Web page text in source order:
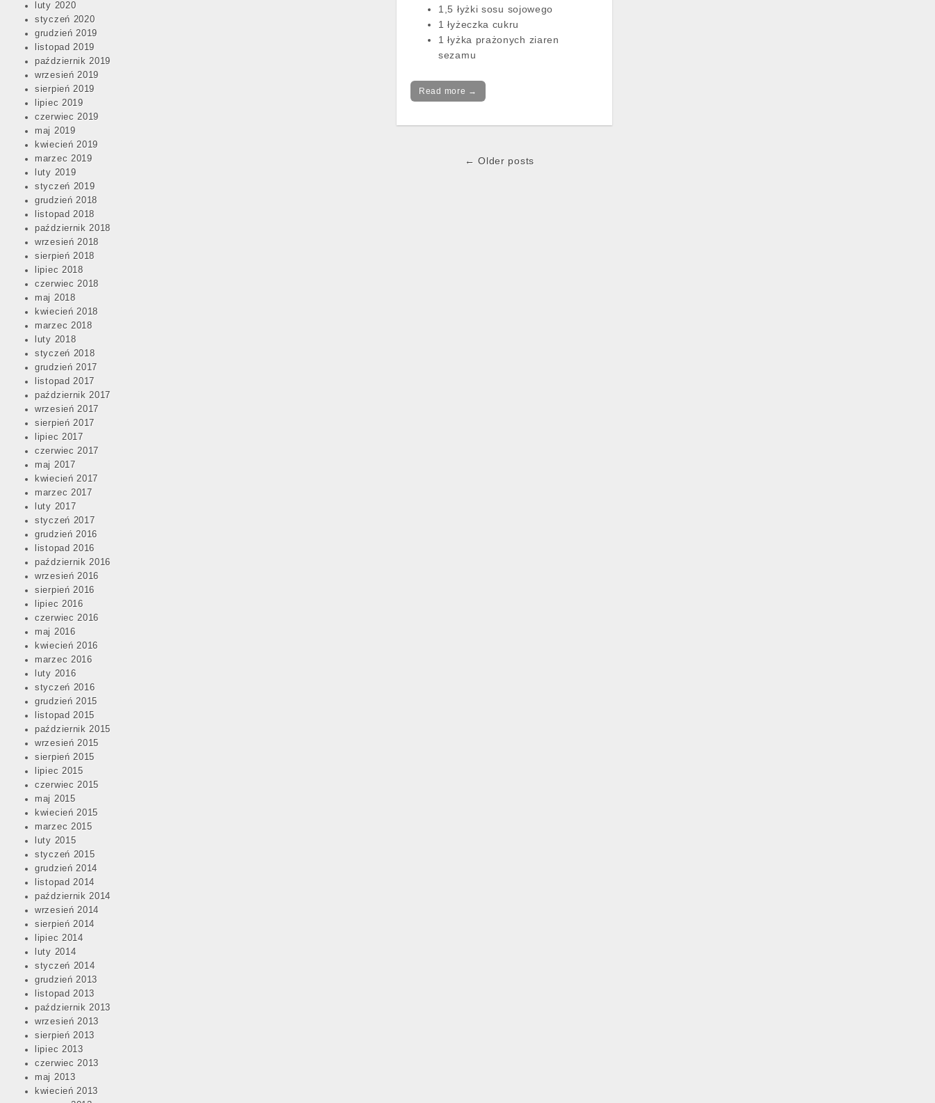
luty 2020
styczeń 2020
grudzień 2019
listopad 2019
październik 2019
wrzesień 2019
sierpień 2019
lipiec 2019
czerwiec 2019
maj 2019
kwiecień 2019
marzec 2019
luty 2019
styczeń 2019
grudzień 2018
listopad 2018
październik 2018
wrzesień 2018
sierpień 2018
lipiec 2018
czerwiec 2018
maj 2018
kwiecień 2018
marzec 2018
luty 2018
styczeń 2018
grudzień 2017
listopad 2017
październik 2017
wrzesień 2017
sierpień 2017
lipiec 2017
czerwiec 2017
maj 2017
kwiecień 2017
marzec 2017
luty 2017
styczeń 2017
grudzień 2016
listopad 2016
październik 2016
wrzesień 2016
sierpień 2016
lipiec 2016
czerwiec 2016
maj 2016
kwiecień 2016
marzec 2016
luty 2016
styczeń 2016
grudzień 2015
listopad 2015
październik 2015
wrzesień 2015
sierpień 2015
lipiec 2015
czerwiec 2015
maj 2015
kwiecień 2015
marzec 2015
luty 2015
styczeń 2015
grudzień 2014
listopad 2014
październik 2014
wrzesień 2014
sierpień 2014
lipiec 2014
luty 2014
styczeń 2014
grudzień 2013
listopad 2013
październik 2013
wrzesień 2013
sierpień 2013
lipiec 2013
czerwiec 2013
maj 2013
kwiecień 2013
1,5 łyżki sosu sojowego
1 łyżeczka cukru
1 łyżka prażonych ziaren
sezamu
Read more →
← Older posts